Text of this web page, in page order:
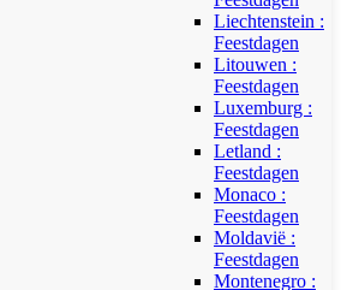
Liechtenstein :
Feestdagen
Litouwen :
Feestdagen
Luxemburg :
Feestdagen
Letland :
Feestdagen
Monaco :
Feestdagen
Moldavië :
Feestdagen
Montenegro :